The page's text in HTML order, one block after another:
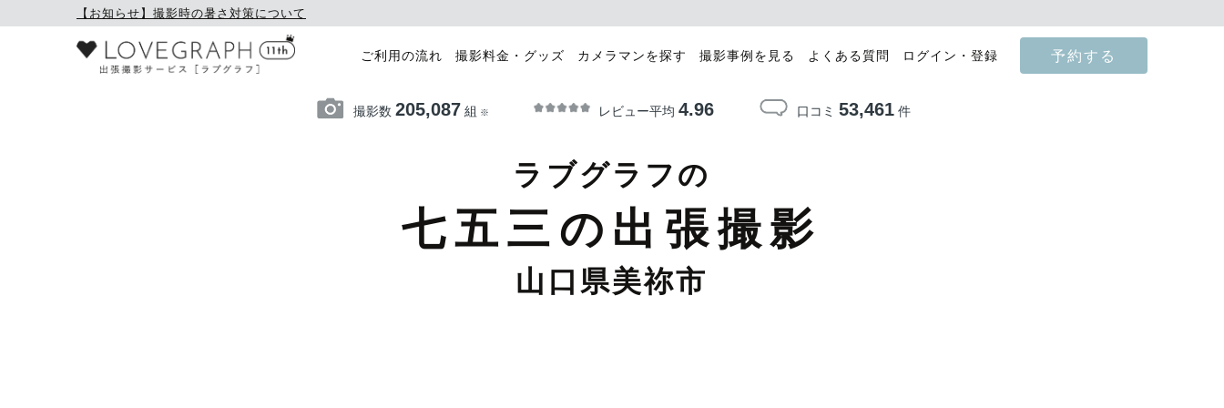
【お知らせ】撮影時の暑さ対策について
ご利用の流れ 撮影料金・グッズ カメラマンを探す 撮影事例を見る よくある質問 ログイン・登録 予約する
撮影数 205,087 組 ※ レビュー平均 4.96 口コミ 53,461件
ラブグラフの
七五三の出張撮影
山口県美祢市